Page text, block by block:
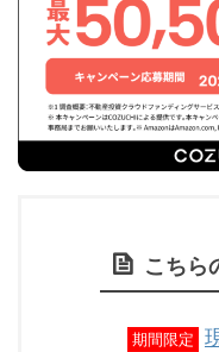
こちら
期間限定